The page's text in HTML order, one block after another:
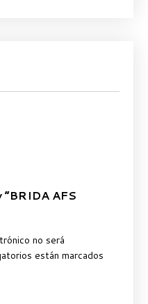
AFS
no será
están marcados